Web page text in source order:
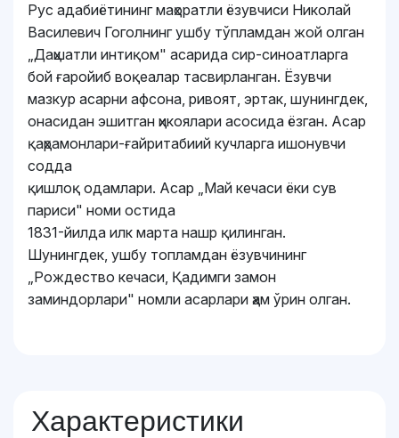
Рус адабиётининг маҳоратли ёзувчиси Николай
Василевич Гоголнинг ушбу тўпламдан жой олган
„Даҳшатли интиқом" асарида сир-синоатларга
бой ғаройиб воқеалар тасвирланган. Ёзувчи
мазкур асарни афсона, ривоят, эртак, шунингдек,
онасидан эшитган ҳикоялари асосида ёзган. Асар
қаҳрамонлари-ғайритабиий кучларга ишонувчи
содда
қишлоқ одамлари. Асар „Май кечаси ёки сув
париси" номи остида
1831-йилда илк марта нашр қилинган.
Шунингдек, ушбу топламдан ёзувчининг
„Рождество кечаси, Қадимги замон
заминдорлари" номли асарлари ҳам ўрин олган.
Характеристики